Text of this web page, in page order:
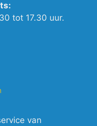
tot 17.30 uur.
van